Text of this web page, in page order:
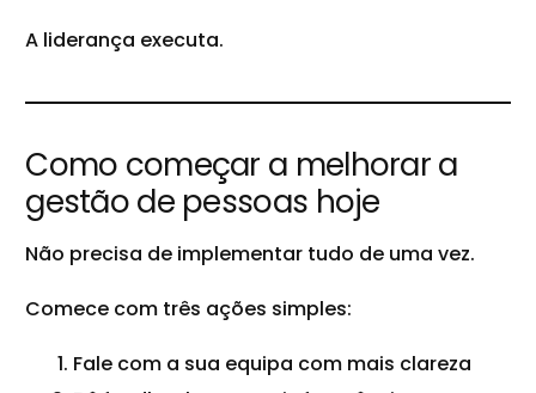
A liderança executa.
Como começar a melhorar a
gestão de pessoas hoje
Não precisa de implementar tudo de uma vez.
Comece com três ações simples:
Fale com a sua equipa com mais clareza